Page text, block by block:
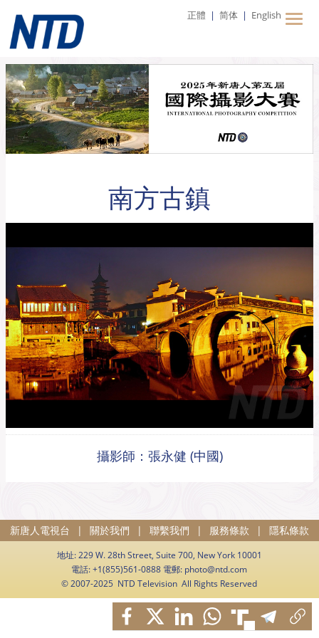
正體 | 简体 | English
南方古鎮
攝影師：張永健 (中國)
新唐人電視台 | 關於我們 | 聯繫我們 | 服務條款 | 隱私條款
地址: 229 W. 28th Street, Suite 700, New York 10001
電話: +1(855)561-0888 電郵: photo@ntd.com
© 2007-2025 NTD Television All Rights Reserved